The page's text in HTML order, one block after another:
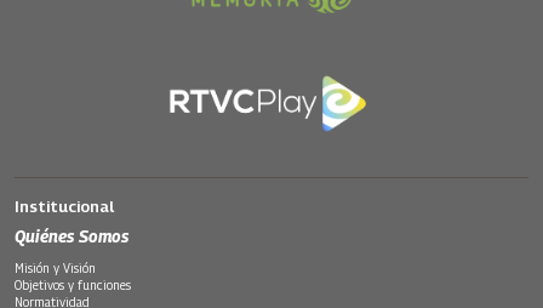
Institucional
Quiénes Somos
Misión y Visión
Objetivos y funciones
Normatividad